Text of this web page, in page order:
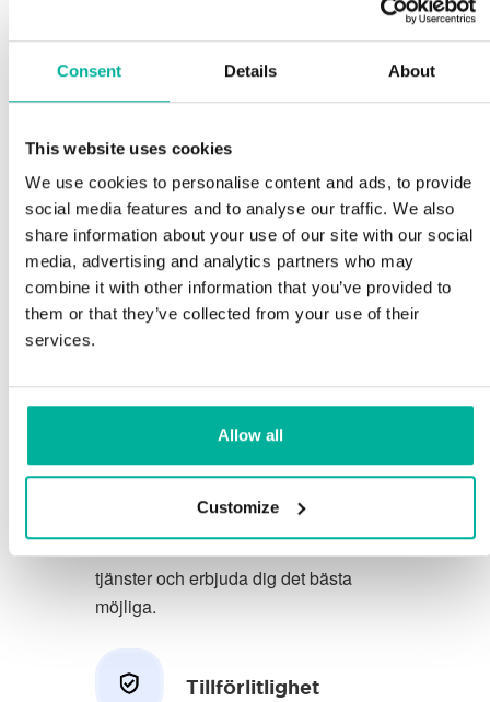
Consent Details About
This website uses cookies
We use cookies to personalise content and ads, to provide
social media features and to analyse our traffic. We also
share information about your use of our site with our social
media, advertising and analytics partners who may
combine it with other information that you’ve provided to
them or that they’ve collected from your use of their
services.
Allow all
Customize
oss?
Support
Du förtjänar att ha de allra bästa
förutsättningarna för din verksamhet.
Vi har en trevlig och kunnig
tjänster.
Vi strävar efter att överträfa dina
förstklassig service. Vi lär oss av din
feedback så att vi kan förbättra våra
tjänster och erbjuda dig det bästa
möjliga.
Tillförlitlighet